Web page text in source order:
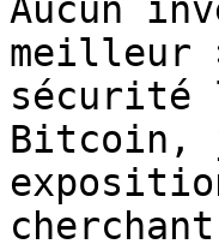
Aucun
meilleur
sécurité
Bitcoin,